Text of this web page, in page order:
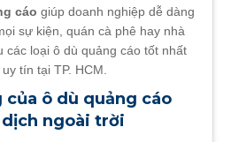
cáo giúp doanh nghiệp dễ dàng
sự kiện, quán cà phê hay nhà
các loại ô dù quảng cáo tốt nhất
tín tại TP. HCM.
ô dù quảng cáo
ngoài trời